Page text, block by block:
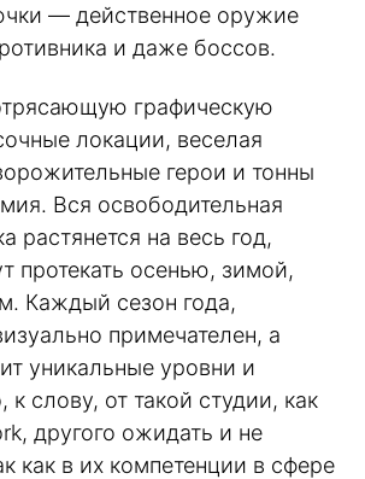
— действенное оружие
и даже боссов.
графическую
локации, веселая
герои и тонны
Вся освободительная
растянется на весь год,
протекать осенью, зимой,
Каждый сезон года,
примечателен, а
уникальные уровни и
к слову, от такой студии, как
другого ожидать и не
как в их компетенции в сфере